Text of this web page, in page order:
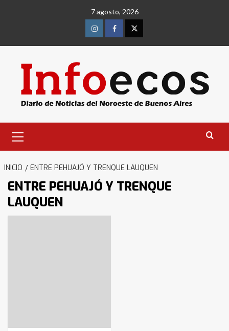
7 agosto, 2026
InstagramFacebookTwitter
primario
INICIO ENTRE PEHUAJÓ Y TRENQUE LAUQUEN
ENTRE PEHUAJÓ Y TRENQUE
LAUQUEN
4